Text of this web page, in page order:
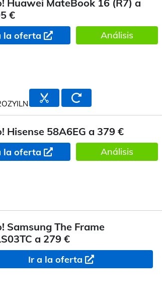
Huawei MateBook 16 (R7) a
€
la oferta Análisis
Hisense 58A6EG a 379 €
la oferta Análisis
Samsung The Frame
a 279 €
Ir a la oferta